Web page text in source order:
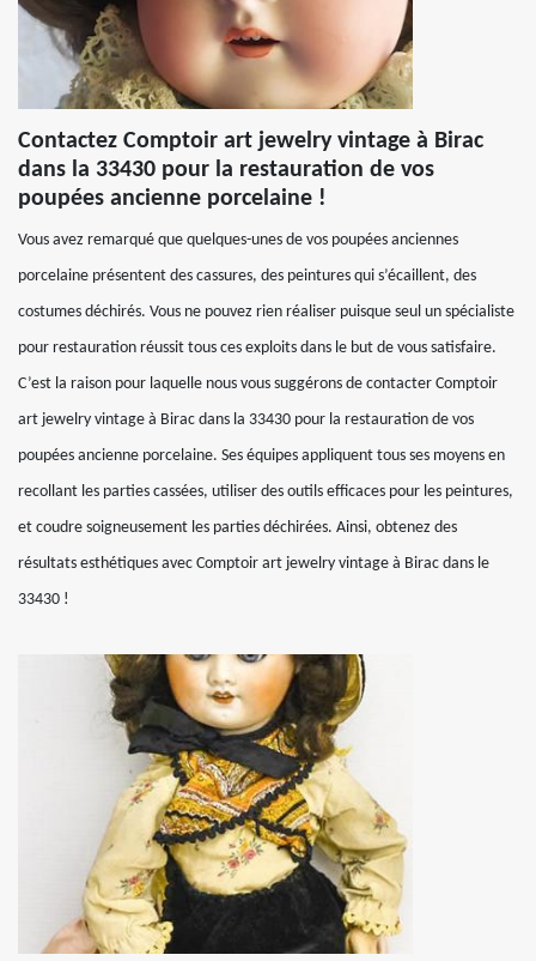
Contactez Comptoir art jewelry vintage à Birac
dans la 33430 pour la restauration de vos
poupées ancienne porcelaine !
Vous avez remarqué que quelques-unes de vos poupées anciennes
porcelaine présentent des cassures, des peintures qui s’écaillent, des
costumes déchirés. Vous ne pouvez rien réaliser puisque seul un spécialiste
pour restauration réussit tous ces exploits dans le but de vous satisfaire.
C’est la raison pour laquelle nous vous suggérons de contacter Comptoir
art jewelry vintage à Birac dans la 33430 pour la restauration de vos
poupées ancienne porcelaine. Ses équipes appliquent tous ses moyens en
recollant les parties cassées, utiliser des outils efficaces pour les peintures,
et coudre soigneusement les parties déchirées. Ainsi, obtenez des
résultats esthétiques avec Comptoir art jewelry vintage à Birac dans le
33430 !